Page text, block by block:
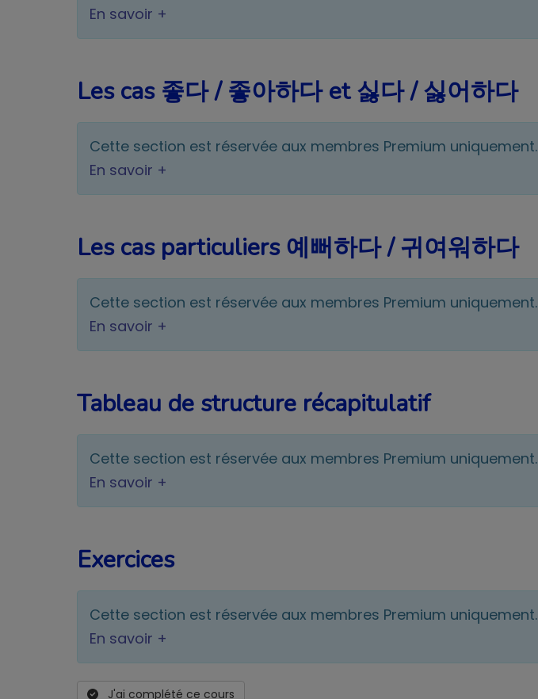
En savoir +
Les cas 좋다 / 좋아하다 et 싫다 / 싫어하다
Cette section est réservée aux membres Premium uniquement.
En savoir +
Les cas particuliers 예뻐하다 / 귀여워하다
Cette section est réservée aux membres Premium uniquement.
En savoir +
Tableau de structure récapitulatif
Cette section est réservée aux membres Premium uniquement.
En savoir +
Exercices
Cette section est réservée aux membres Premium uniquement.
En savoir +
J'ai complété ce cours